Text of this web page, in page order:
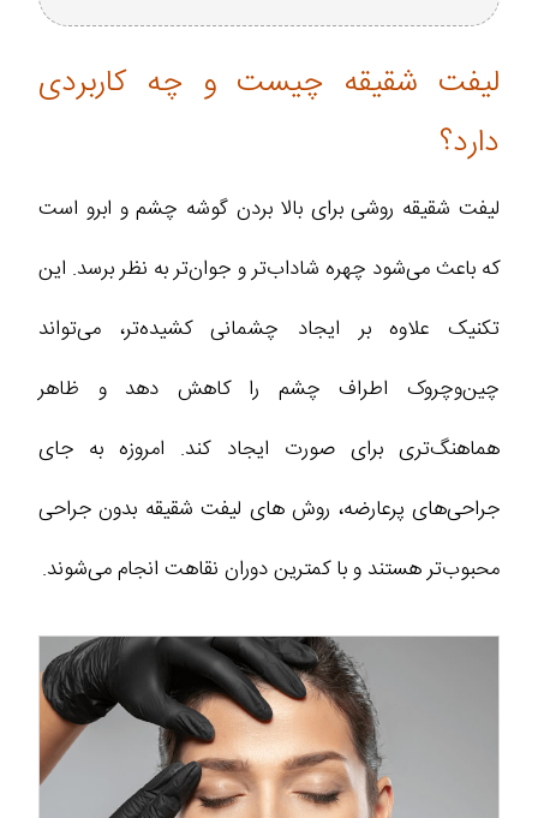
لیفت شقیقه چیست و چه کاربردی
دارد؟
لیفت شقیقه روشی برای بالا بردن گوشه چشم و ابرو است
که باعث می‌شود چهره شاداب‌تر و جوان‌تر به نظر برسد. این
تکنیک علاوه بر ایجاد چشمانی کشیده‌تر، می‌تواند
چین‌وچروک اطراف چشم را کاهش دهد و ظاهر
هماهنگ‌تری برای صورت ایجاد کند. امروزه به جای
جراحی‌های پرعارضه، روش های لیفت شقیقه بدون جراحی
محبوب‌تر هستند و با کمترین دوران نقاهت انجام می‌شوند.